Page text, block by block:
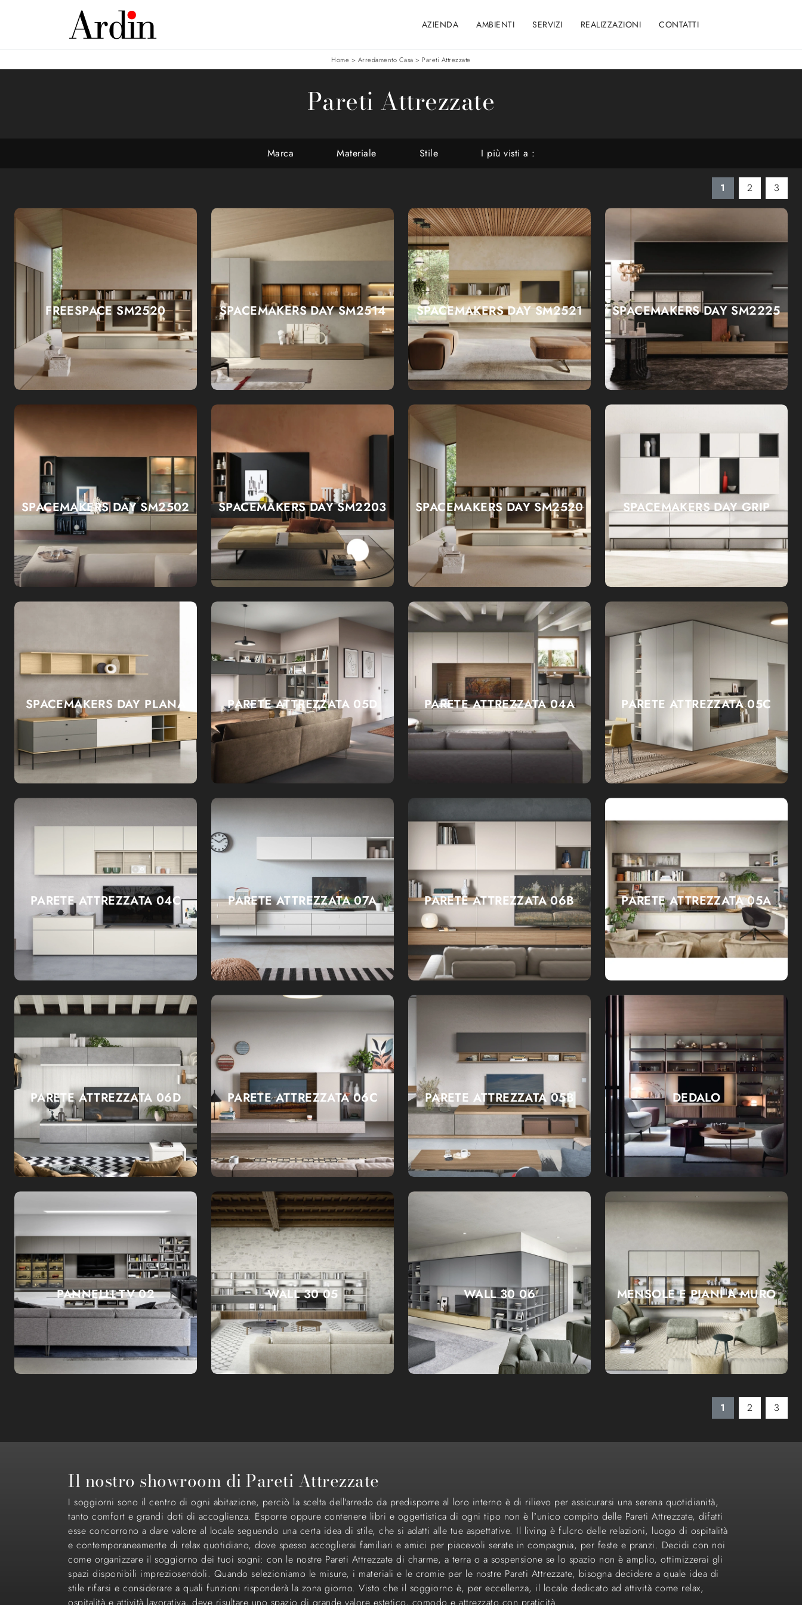
AZIENDA AMBIENTI SERVIZI REALIZZAZIONI CONTATTI
Home > Arredamento Casa > Pareti Attrezzate
Pareti Attrezzate
Marca Materiale Stile I più visti a :
1 2 3
FREESPACE SM2520 SPACEMAKERS DAY SM2514 SPACEMAKERS DAY SM2521 SPACEMAKERS DAY SM2225
SPACEMAKERS DAY SM2502 SPACEMAKERS DAY SM2203 SPACEMAKERS DAY SM2520 SPACEMAKERS DAY GRIP
SPACEMAKERS DAY PLANA PARETE ATTREZZATA 05D PARETE ATTREZZATA 04A PARETE ATTREZZATA 05C
PARETE ATTREZZATA 04C PARETE ATTREZZATA 07A PARETE ATTREZZATA 06B PARETE ATTREZZATA 05A
PARETE ATTREZZATA 06D PARETE ATTREZZATA 06C PARETE ATTREZZATA 05B DEDALO
PANNELLI TV 02 WALL 30 05 WALL 30 06 MENSOLE E PIANI A MURO
1 2 3
Il nostro showroom di Pareti Attrezzate
I soggiorni sono il centro di ogni abitazione, perciò la scelta dell'arredo da predisporre al loro interno è di rilievo per assicurarsi una serena quotidianità,
tanto comfort e grandi doti di accoglienza. Esporre oppure contenere libri e oggettistica di ogni tipo non è l’unico compito delle Pareti Attrezzate, difatti
esse concorrono a dare valore al locale seguendo una certa idea di stile, che si adatti alle tue aspettative. Il living è fulcro delle relazioni, luogo di ospitalità
e contemporaneamente di relax quotidiano, dove spesso accoglierai familiari e amici per piacevoli serate in compagnia, per feste e pranzi. Decidi con noi
come organizzare il soggiorno dei tuoi sogni: con le nostre Pareti Attrezzate di charme, a terra o a sospensione se lo spazio non è amplio, ottimizzerai gli
spazi disponibili impreziosendoli. Quando selezioniamo le misure, i materiali e le cromie per le nostre Pareti Attrezzate, bisogna decidere a quale idea di
stile rifarsi e considerare a quali funzioni risponderà la zona giorno. Visto che il soggiorno è, per eccellenza, il locale dedicato ad attività come relax,